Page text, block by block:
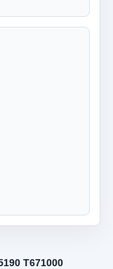
T671000